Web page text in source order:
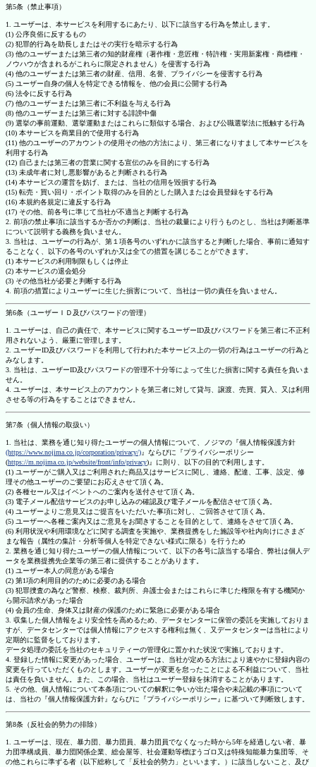
第5条（禁止事項）
1. ユーザーは、本サービスを利用するにあたり、以下に該当する行為を禁止します。
(1) 公序良俗に反するもの
(2) 犯罪的行為を助長しまたはその実行を暗示する行為
(3) 他のユーザーまたは第三者の知的財産権（著作権・意匠権・特許権・実用新案権・商標権・
ノウハウが含まれるがこれらに限定されません）を侵害する行為
(4) 他のユーザーまたは第三者の財産、信用、名誉、プライバシーを侵害する行為
(5) ユーザー自身の個人を特定できる情報を、他の会員に公開する行為
(6) 法令に反する行為
(7) 他のユーザーまたは第三者に不利益を与える行為
(8) 他のユーザーまたは第三者に対する誹謗中傷
(9) 選挙の事前運動、選挙運動またはこれらに類似する場合、および公職選挙法に抵触する行為
(10) 本サービスを商業目的で使用する行為
(11) 他のユーザーのアカウントの使用その他の方法により、第三者になりすまして本サービスを
利用する行為
(12) 自己または第三者の営業に関する宣伝のみを目的にする行為
(13) 未成年者に対し悪影響があると判断される行為
(14) 本サービスの運営を妨げ、または、当社の信用を毀損する行為
(15) 転売・買い回り・ポイント取得のみを目的とした購入または会員登録をする行為
(16) 本規約各規定に違反する行為
(17) その他、前各号に準じて当社が不適当と判断する行為
2. 前項の禁止事項に該当するか否かの判断は、当社の裁量により行うものとし、当社は判断基準
について説明する義務を負いません。
3. 当社は、ユーザーの行為が、第１項各号のいずれかに該当すると判断した場合、事前に通知す
ることなく、以下の各号のいずれか又は全ての措置を講じることができます。
(1) 本サービスの利用制限もしくは停止
(2) 本サービスの退会処分
(3) その他当社が必要と判断する行為
4. 前項の措置によりユーザーに生じた損害について、当社は一切の責任を負いません。
第6条（ユーザーＩＤ及びパスワードの管理）
1. ユーザーは、自己の責任で、本サービスに関するユーザーID及びパスワードを第三者に不正利
用されないよう、厳重に管理します。
2. ユーザーID及びパスワードを利用して行われた本サービス上の一切の行為はユーザーの行為と
みなします。
3. 当社は、ユーザーID及びパスワードの管理不十分等によって生じた損害に関する責任を負いま
せん。
4. ユーザーは、本サービス上のアカウントを第三者に対して貸与、譲渡、売買、質入、又は利用
させる等の行為をすることはできません。
第7条（個人情報の取扱い）
1. 当社は、業務を通じ知り得たユーザーの個人情報について、ノジマの『個人情報保護方針
(https://www.nojima.co.jp/corporation/privacy/)』ならびに『プライバシーポリシー
(https://m.nojima.co.jp/website/front/info/privacy)』に則り、以下の目的で利用します。
(1) ユーザーがご購入又はご利用された商品又はサービスに関し、連絡、配達、工事、設定、修
理その他ユーザーのご要望にお応えさせて頂く為。
(2) 各種セール又はイベントへのご案内を送付させて頂く為。
(3) 電子メール配信サービスのお申し込みの確認及び電子メールを配信させて頂く為。
(4) ユーザーよりご意見又はご提言をいただいた事項に対し、ご回答させて頂く為。
(5) ユーザーへ各種ご案内又はご意見をお聞きすることを目的として、連絡をさせて頂く為。
(6) 利用状況や利用環境などに関する調査を実施や、業務提携をした施設等や社内向けにさまざ
まな報告（属性の集計・分析等個人を特定できない様式に限る）を行うため
2. 業務を通じ知り得たユーザーの個人情報について、以下の各号に該当する場合、弊社は個人デ
ータを業務提携先企業等の第三者に提供することがあります。
(1) ユーザー本人の同意がある場合
(2) 第1項の利用目的のために必要のある場合
(3) 犯罪捜査の為など警察、検察、裁判所、弁護士会またはこれらに準じた権限を有する機関か
ら開示請求があった場合
(4) 会員の生命、身体又は財産の保護のために緊急に必要がある場合
3. 収集した個人情報をより安全性を高めるため、データセンターに保管の委託を実施しておりま
すが、データセンターでは個人情報にアクセスする権利は無く、又データセンターは当社により
定期的に監督をしております。
データ処理の委託を当社のセキュリティーの管理化に置かれた状況で実施しております。
4. 登録した情報に変更があった場合、ユーザーは、当社が定める方法により速やかに登録内容の
変更を行っていただくものとします。ユーザーが変更を怠ったことによる不利益について、当社
は責任を負いません。また、この場合、当社はユーザー登録を抹消することがあります。
5. その他、個人情報について本条項についての解釈に争いが出た場合や未記載の事項について
は、当社の『個人情報保護方針』ならびに『プライバシーポリシー』に基づいて判断致します。
第8条（反社会的勢力の排除）
1. ユーザーは、現在、暴力団、暴力団員、暴力団員でなくなった時から5年を経過しない者、暴
力団準構成員、暴力団関係企業、総会屋等、社会運動等標ぼうゴロ又は特殊知能暴力集団等、そ
の他これらに準ずる者（以下総称して「反社会的勢力」といいます。）に該当しないこと、及び